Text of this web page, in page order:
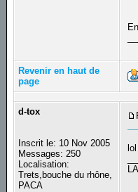
Revenir en haut de
page
d-tox
Inscrit le: 10 Nov 2005
Messages: 250
Localisation:
Trets,bouche du rhône,
PACA
lol